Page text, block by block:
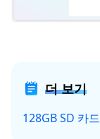
더 보기
128GB SD 카